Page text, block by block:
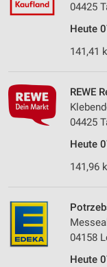
04425
Heute
141,41
REWE
04425
Heute
141,96
04158
Heute